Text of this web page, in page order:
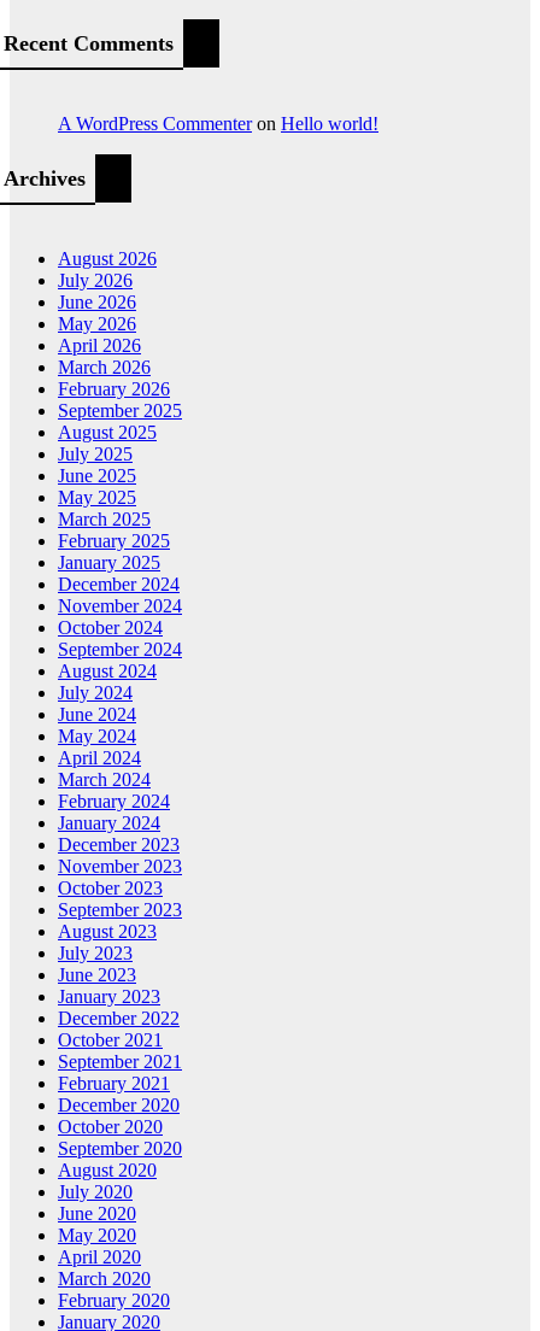
Recent Comments
A WordPress Commenteron Hello world!
Archives
August 2026
July 2026
June 2026
May 2026
April 2026
March 2026
February 2026
September 2025
August 2025
July 2025
June 2025
May 2025
March 2025
February 2025
January 2025
December 2024
November 2024
October 2024
September 2024
August 2024
July 2024
June 2024
May 2024
April 2024
March 2024
February 2024
January 2024
December 2023
November 2023
October 2023
September 2023
August 2023
July 2023
June 2023
January 2023
December 2022
October 2021
September 2021
February 2021
December 2020
October 2020
September 2020
August 2020
July 2020
June 2020
May 2020
April 2020
March 2020
February 2020
January 2020